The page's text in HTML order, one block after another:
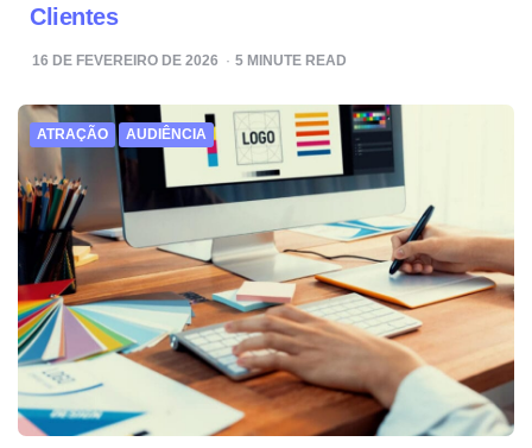
Clientes
16 DE FEVEREIRO DE 2026 5 MINUTE READ
ATRAÇÃO AUDIÊNCIA